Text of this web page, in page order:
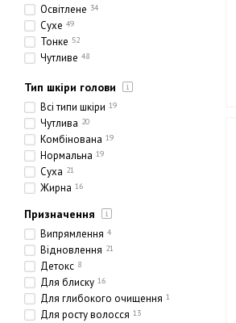
Освітлене 34
Сухе 49
Тонке 52
Чутливе 48
Товсте 21
Пористе 33
Тип шкіри голови
Всі типи шкіри 19
Чутлива 20
Комбінована 19
Нормальна 19
Суха 21
Жирна 16
Призначення
Випрямлення 4
Відновлення 21
Детокс 8
Для блиску 16
Для глибокого очищення 1
Для росту волосся 13